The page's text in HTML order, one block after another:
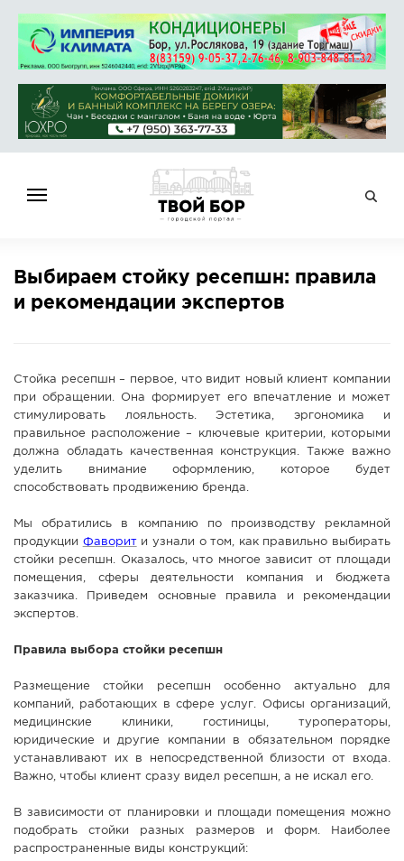
НОВОСТИ
СПРАВОЧНИК
АФИША
КАМЕРЫ
КОНКУРСЫ
ГОЛОСОВАНИЯ
ФОТО
Выбираем стойку ресепшн: правила
и рекомендации экспертов
Стойка ресепшн – первое, что видит новый клиент компании
при обращении. Она формирует его впечатление и может
стимулировать лояльность. Эстетика, эргономика и
правильное расположение – ключевые критерии, которыми
должна обладать качественная конструкция. Также важно
уделить внимание оформлению, которое будет
способствовать продвижению бренда.
Мы обратились в компанию по производству рекламной
продукции Фаворити узнали о том, как правильно выбирать
стойки ресепшн. Оказалось, что многое зависит от площади
помещения, сферы деятельности компания и бюджета
заказчика. Приведем основные правила и рекомендации
экспертов.
Правила выбора стойки ресепшн
Размещение стойки ресепшн особенно актуально для
компаний, работающих в сфере услуг. Офисы организаций,
медицинские клиники, гостиницы, туроператоры,
юридические и другие компании в обязательном порядке
устанавливают их в непосредственной близости от входа.
Важно, чтобы клиент сразу видел ресепшн, а не искал его.
В зависимости от планировки и площади помещения можно
подобрать стойки разных размеров и форм. Наиболее
распространенные виды конструкций: